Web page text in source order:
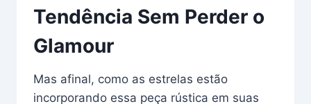
Tendência Sem Perder o
Glamour
Mas afinal, como as estrelas estão
incorporando essa peça rústica em suas